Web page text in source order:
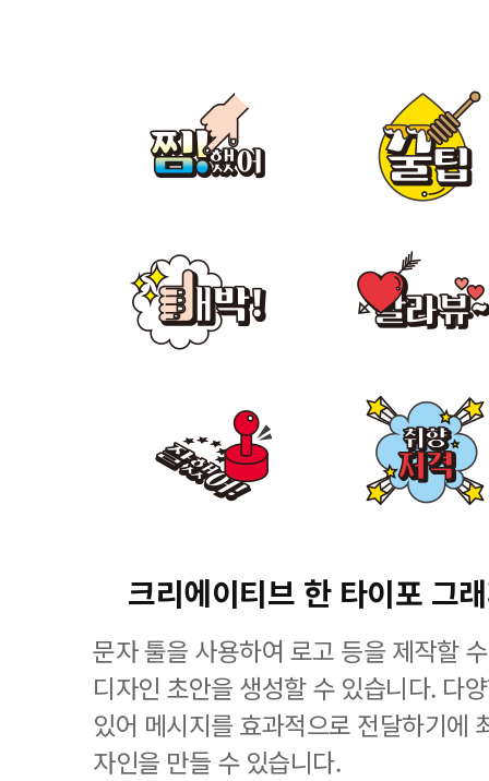
크리에이티브 한 타이포 그
문자 툴을 사용하여 로고 등을 제작할
디자인 초안을 생성할 수 있습니다. 다
있어 메시지를 효과적으로 전달하기에
자인을 만들 수 있습니다.